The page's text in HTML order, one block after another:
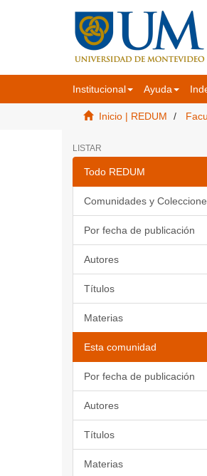
Institucional Ayuda
Inicio | REDUM
LISTAR
Todo REDUM
Comunidades y
Por fecha de publicación
Autores
Títulos
Materias
Esta comunidad
Por fecha de publicación
Autores
Títulos
Materias